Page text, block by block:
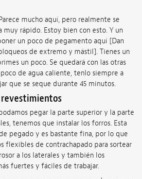
mucho aquí, pero realmente se
muy rápido. Estoy bien con esto. Y un
un poco de pegamento aquí [Dan
de extremo y mástil]. Tienes un
un poco. Se quedará con las otras
de agua caliente, tenlo siempre a
que se seque durante 45 minutos.
pegar la parte superior y la parte
tenemos que instalar los forros. Esta
pegado y es bastante fina, por lo que
flexibles de contrachapado para sortear
a los laterales y también los
fuertes y fáciles de trabajar.